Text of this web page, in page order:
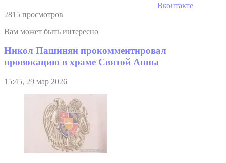
Вконтакте
2815 просмотров
Вам может быть интересно
Никол Пашинян прокомментировал
провокацию в храме Святой Анны
15:45, 29 мар 2026